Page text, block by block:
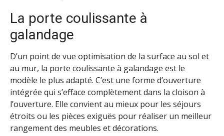
La porte coulissante à
galandage
D’un point de vue optimisation de la surface au sol et
au mur, la porte coulissante à galandage est le
modèle le plus adapté. C’est une forme d’ouverture
intégrée qui s’efface complètement dans la cloison à
l’ouverture. Elle convient au mieux pour les séjours
étroits ou les pièces exiguës pour réaliser un meilleur
rangement des meubles et décorations.